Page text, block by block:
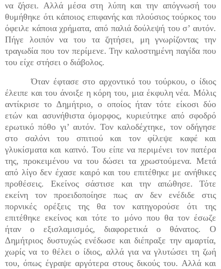
να ζήσει. Αλλά μέσα στη λύπη και την απόγνωσή του
θυμήθηκε ότι κάποιος επιφανής και πλούσιος τούρκος του
όφειλε κάποια χρήματα, από παλιά δούλεψή του σ’ αυτόν.
Πήγε λοιπόν να του τα ζητήσει, μη γνωρίζοντας την
τραγωδία που τον περίμενε. Την καλοστημένη παγίδα που
του είχε στήσει ο διάβολος.
Όταν έφτασε στο αρχοντικό του τούρκου, ο ίδιος
έλειπε και του άνοιξε η κόρη του, μια έκφυλη νέα. Μόλις
αντίκρισε το Δημήτριο, ο οποίος ήταν τότε είκοσι δύο
ετών και ασυνήθιστα όμορφος, κυριεύτηκε από σφοδρό
ερωτικό πόθο γι’ αυτόν. Τον καλοδέχτηκε, τον οδήγησε
στο σαλόνι του σπιτιού και τον φίλεψε καφέ και
γλυκίσματα και καπνό. Του είπε να περιμένει τον πατέρα
της, προκειμένου να του δώσει τα χρωστούμενα. Μετά
από λίγο δεν έχασε καιρό και του επιτέθηκε με ανήθικες
προθέσεις. Εκείνος σάστισε και την απώθησε. Τότε
εκείνη τον προειδοποίησε πως αν δεν ενέδιδε στις
πορνικές ορέξεις της θα τον κατηγορούσε ότι της
επιτέθηκε εκείνος και τότε το μόνο που θα τον έσωζε
ήταν ο εξισλαμισμός, διαφορετικά ο θάνατος. Ο
Δημήτριος δυστυχώς ενέδωσε και διέπραξε την αμαρτία,
χωρίς να το θέλει ο ίδιος, αλλά για να γλυτώσει τη ζωή
του, όπως έγραψε αργότερα στους δικούς του. Αλλά και